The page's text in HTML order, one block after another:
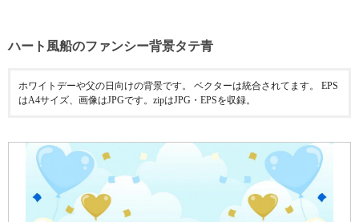
ハート風船のファンシー背景タテ青
ホワイトデーや父の日向けの背景です。 ベクターは統合されてます。 EPS
はA4サイズ、画像はJPGです。zipはJPG・EPSを収録。